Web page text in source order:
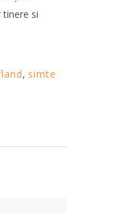
si
, simte